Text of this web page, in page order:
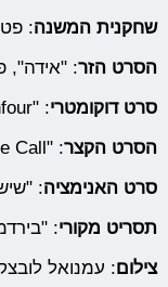
שחקנית המשנה:
הסרט הזר: "אידה",
סרט דוקומטרי: "Citizenfour", לורה פויטרס
הסרט הקצר: "The Phone Call", מאט קירקבי
סרט האנימציה:
תסריט מקורי:
צילום: עמנואל